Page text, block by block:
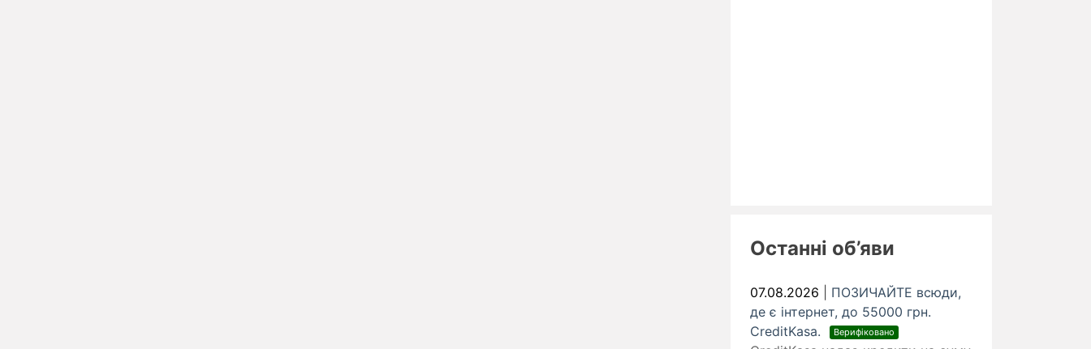
Останні об’яви
07.08.2026
ПОЗИЧАЙТЕ всюди,
де є інтернет, до 55000 грн.
CreditKasa.
Верифіковано